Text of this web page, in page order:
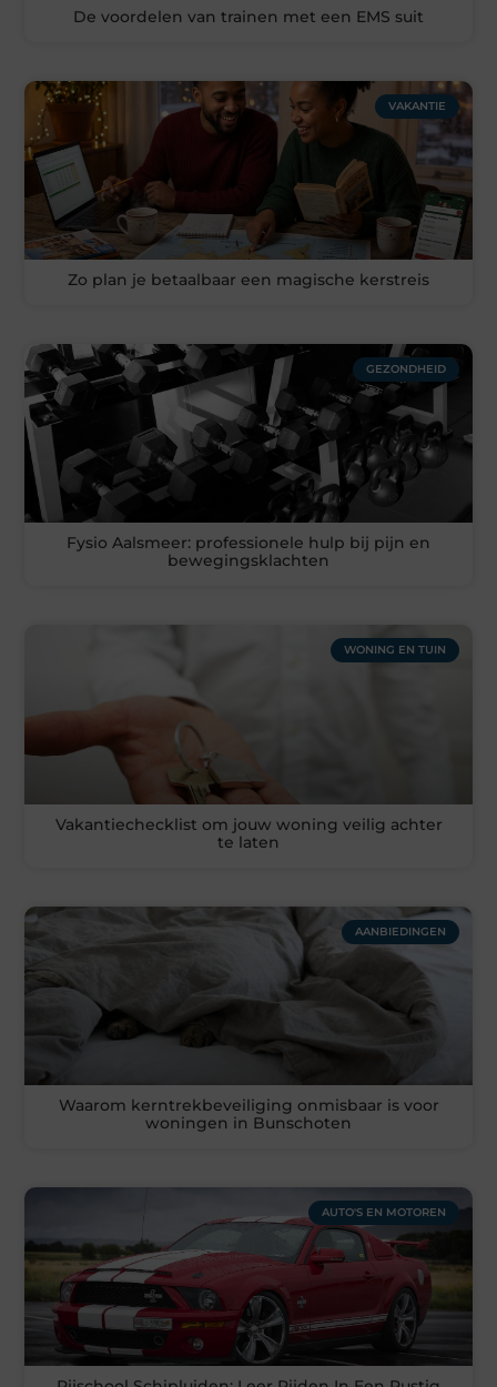
De voordelen van trainen met een EMS suit
VAKANTIE
Zo plan je betaalbaar een magische kerstreis
GEZONDHEID
Fysio Aalsmeer: professionele hulp bij pijn en
bewegingsklachten
WONING EN TUIN
Vakantiechecklist om jouw woning veilig achter
te laten
AANBIEDINGEN
Waarom kerntrekbeveiliging onmisbaar is voor
woningen in Bunschoten
AUTO'S EN MOTOREN